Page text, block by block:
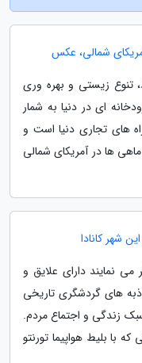
شمالی، عکس
زیستی و بهره وری
ای در دنیا به شمار
های تجاری دنیا است و
ها در آمریکای شمالی
شهر کانادا
نمایند دارای علایق و
های گردشگری تاریخی
زندگی و اجتماع مردم.
با بلیط هواپیما تورنتو